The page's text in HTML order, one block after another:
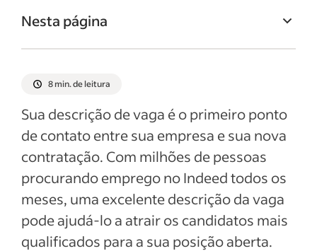
Nesta página
empresas
empresas
Responsabilidades e deveres de
Administrador de empresas
Qualificações e habilidades de
Administrador de empresas
Exemplos de descrição da vaga
8 min. de leitura
Sua descrição de vaga é o primeiro ponto
de contato entre sua empresa e sua nova
contratação. Com milhões de pessoas
procurando emprego no Indeed todos os
meses, uma excelente descrição da vaga
pode ajudá-lo a atrair os candidatos mais
qualificados para a sua posição aberta.